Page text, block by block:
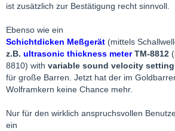
ist zusätzlich zur Bestätigung recht sinnvoll.
Ebenso wie ein
Schichtdicken Meßgerät (mittels
z.B. ultrasonic thickness meterTM-8812
8810) with variable sound velocity setting
für große Barren. Jetzt hat der im
Wolframkern keine Chance mehr.
Nur für den wirklich anspruchsvollen
ein